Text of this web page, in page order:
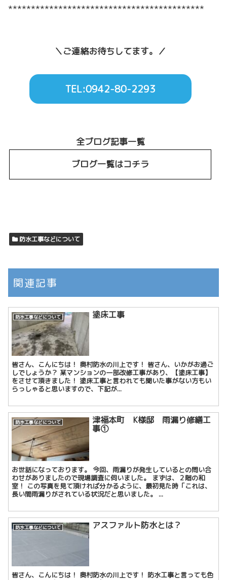
*******************************************
＼ご連絡お待ちしてます。／
TEL:0942-80-2293
全ブログ記事一覧
ブログ一覧はコチラ
防水工事などについて
関連記事
防水工事などについて 塗床工事
皆さん、こんにちは！ 奥村防水の川上です！ 皆さん、いかがお過ご
しでしょうか？ 某マンションの一部改修工事があり、【塗床工事】
をさせて頂きました！ 塗床工事と言われても聞いた事がない方もい
らっしゃると思いますので、下記が...
防水工事などについて 津福本町 K様邸 雨漏り修繕工
事①
お世話になっております。 今回、雨漏りが発生しているとの問い合
わせがありましたので現場調査に伺いました。 まずは、２階の和
室！ この写真を見て頂ければ分かるように、最初見た時「これは、
長い間雨漏りがされている状況だと思いました。 ...
防水工事などについて アスファルト防水とは？
皆さん、こんにちは！ 奥村防水の川上です！ 防水工事と言っても色